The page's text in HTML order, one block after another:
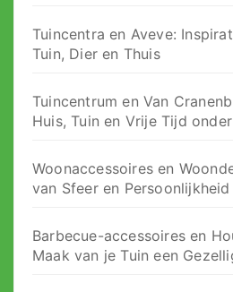
Tuincentra en Aveve:
Tuin, Dier en Thuis
Tuincentrum en Van
Huis, Tuin en Vrije Tijd
Woonaccessoires en
van Sfeer en
Barbecue-accessoires en
Maak van je Tuin een